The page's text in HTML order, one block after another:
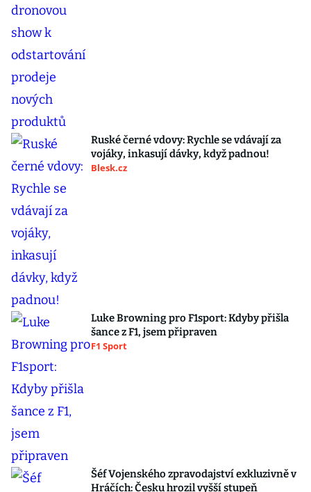
Ruské černé vdovy: Rychle se vdávají za
vojáky, inkasují dávky, když padnou!
Blesk.cz
Luke Browning pro F1sport: Kdyby přišla
šance z F1, jsem připraven
F1 Sport
Šéf Vojenského zpravodajství exkluzivně v
Hráčích: Česku hrozil vyšší stupeň